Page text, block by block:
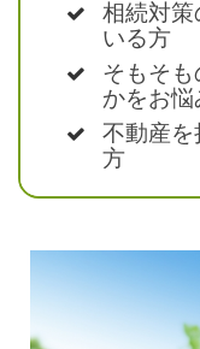
相続対策
いる方
そもそ
かをお悩
不動産を
方